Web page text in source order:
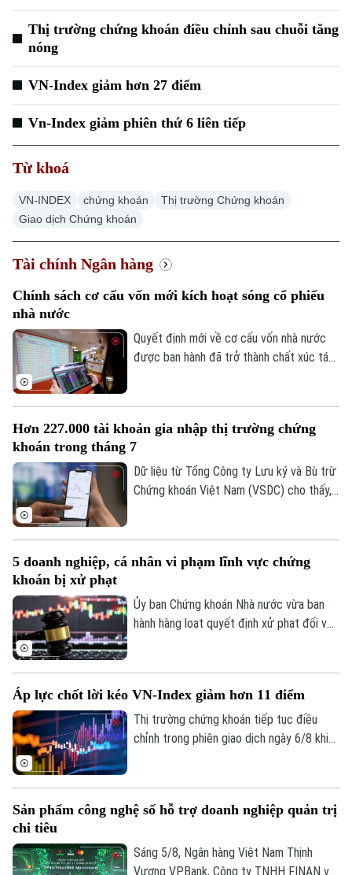
Thị trường chứng khoán điều chỉnh sau chuỗi tăng
nóng
VN-Index giảm hơn 27 điểm
Vn-Index giảm phiên thứ 6 liên tiếp
Từ khoá
VN-INDEX chứng khoán
Thị trường Chứng khoán
Giao dịch Chứng khoán
Tài chính Ngân hàng
Chính sách cơ cấu vốn mới kích hoạt sóng cổ phiếu
nhà nước
Quyết định mới về cơ cấu vốn nhà nước
được ban hành đã trở thành chất xúc tác
đưa VN-Index đảo chiều đi lên.
Hơn 227.000 tài khoản gia nhập thị trường chứng
khoán trong tháng 7
Dữ liệu từ Tổng Công ty Lưu ký và Bù trừ
Chứng khoán Việt Nam (VSDC) cho thấy,
tháng 7, thị trường có 13,66 triệu tài
227.300 tài khoản so với cuối tháng 6.
5 doanh nghiệp, cá nhân vi phạm lĩnh vực chứng
khoán bị xử phạt
Ủy ban Chứng khoán Nhà nước vừa ban
hành hàng loạt quyết định xử phạt đối với
xử phạt lên tới hơn 572 triệu đồng.
Áp lực chốt lời kéo VN-Index giảm hơn 11 điểm
Thị trường chứng khoán tiếp tục điều
chỉnh trong phiên giao dịch ngày 6/8 khi
thể phục hồi. Kết phiên, VN-Index giảm
HNX-Index cũng giảm 0,95 điểm xuống
mức 292,64 điểm.
Sản phẩm công nghệ số hỗ trợ doanh nghiệp quản trị
chi tiêu
Sáng 5/8, Ngân hàng Việt Nam Thịnh
Vượng VPBank, Công ty TNHH FINAN và